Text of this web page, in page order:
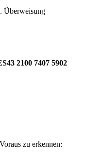
Überweisung
2100 7407 5902
zu erkennen: